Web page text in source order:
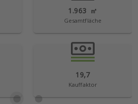
1.963 ㎡
Gesamtfläche
19,7
Kauffaktor